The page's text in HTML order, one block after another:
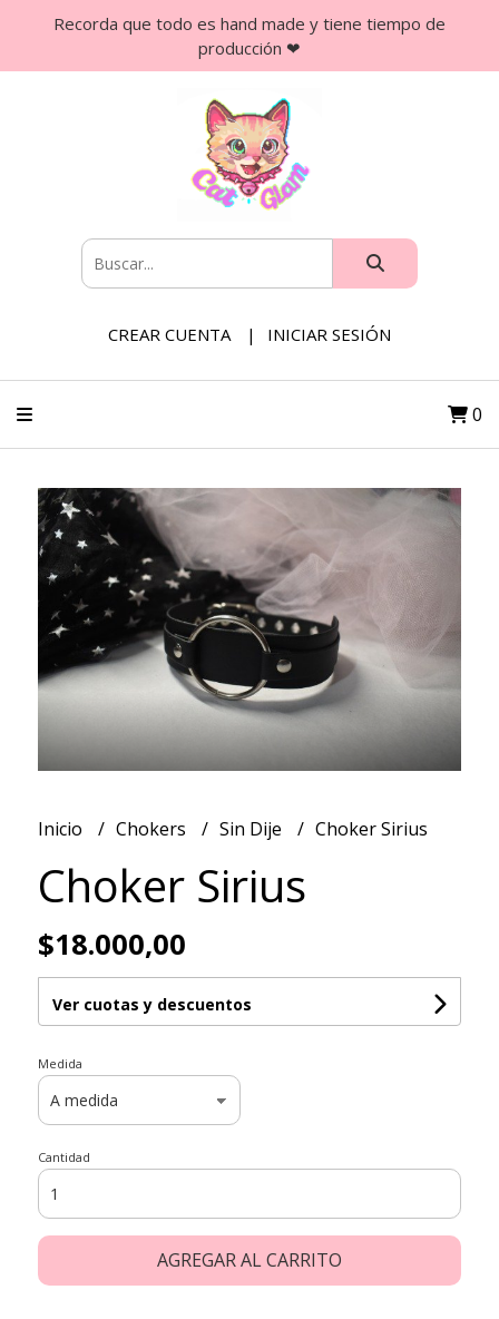
Recorda que todo es hand made y tiene tiempo de
producción ❤
CREAR CUENTA INICIAR SESIÓN
0
Inicio Chokers Sin Dije Choker Sirius
Choker Sirius
$18.000,00
Ver cuotas y descuentos
Medida
Cantidad
AGREGAR AL CARRITO